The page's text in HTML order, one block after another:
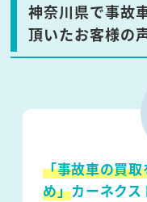
神奈川県で事故
頂いたお客様の
「事故車の買
め」カーネクス